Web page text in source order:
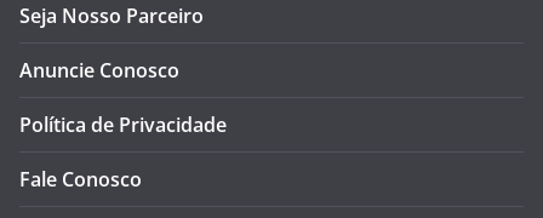
Seja Nosso Parceiro
Anuncie Conosco
Política de Privacidade
Fale Conosco